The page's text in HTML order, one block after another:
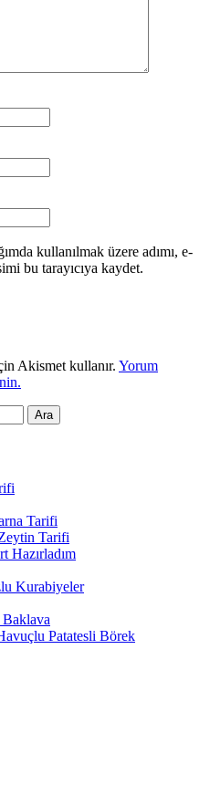
kullanılmak üzere adımı, e-
bu tarayıcıya kaydet.
Akismet kullanır. Yorum
Tarifi
Tarifi
Hazırladım
Kurabiyeler
Patatesli Börek